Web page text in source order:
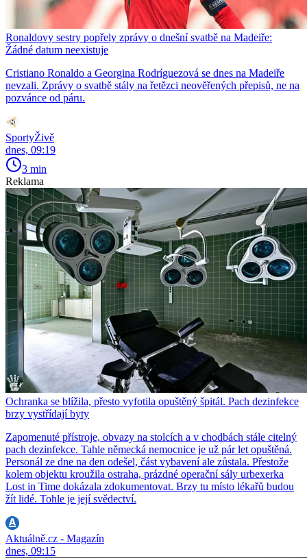
Ronaldovy sestry popřely zprávy o dnešní svatbě na Madeiře:
Žádné datum neexistuje
Cristiano Ronaldo a Georgina Rodríguezová se dnes na Madeiře
nevzali. Zprávy o svatbě stály na řetězci neověřených přepisů, ne na
pozvánce od páru.
SportyŽivě
dnes, 09:19
3 min
Reklama
Ochranka se blížila, přesto vyfotila opuštěný špitál. Pach dezinfekce
brzy vystřídají byty
Zapomenuté přístroje, obvazy na stolcích a v chodbách stále citelný
pach dezinfekce. Tahle německá nemocnice je už pár let opuštěná.
Personál ze dne na den odešel, část vybavení ale zůstala. Přestože
kolem objektu kroužila ostraha, prázdné operační sály urbexerka
Lost in Time dokázala zdokumentovat. Brzy tu místo lékařů budou
žít lidé. Tohle je její svědectví.
Aktuálně.cz - Magazín
dnes, 09:15